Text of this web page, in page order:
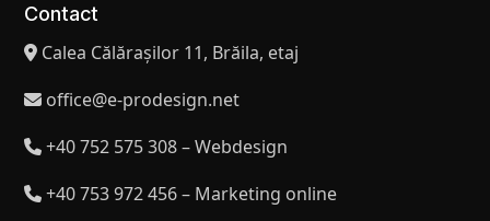
Contact
Calea Călărașilor 11, Brăila, etaj
office@e-prodesign.net
+40 752 575 308 – Webdesign
+40 753 972 456 – Marketing online